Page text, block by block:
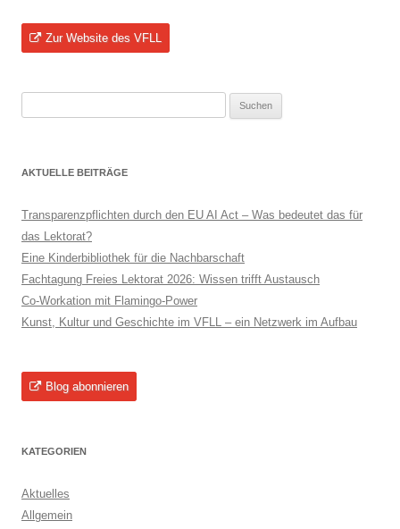
Zur Website des VFLL
AKTUELLE BEITRÄGE
Transparenzpflichten durch den EU AI Act – Was bedeutet das für
das Lektorat?
Eine Kinderbibliothek für die Nachbarschaft
Fachtagung Freies Lektorat 2026: Wissen trifft Austausch
Co-Workation mit Flamingo-Power
Kunst, Kultur und Geschichte im VFLL – ein Netzwerk im Aufbau
Blog abonnieren
KATEGORIEN
Aktuelles
Allgemein